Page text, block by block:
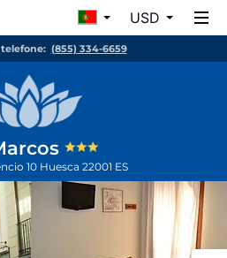
USD
(855) 334-6659
10 Huesca 22001 ES